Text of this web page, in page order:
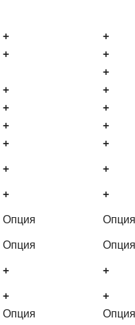
+
+
+
+
+
+
+
+
+
+
+
+
+
+ +
+
+
Опция Опция
Опция
Опция
+ +
+
+
Опция
Опция